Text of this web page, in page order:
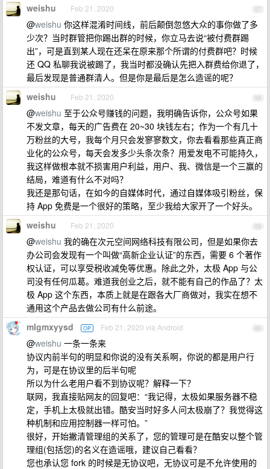
57
weishu Feb 21, 2020
@weishu 你这样混淆时间线，前后颠倒忽悠大众的事你做了多
少次？当时群管把你踢出群的时候，你立马去说“被付费群踢
出”，可是直到某人现在还呆在原来那个所谓的付费群吧？时候
还 QQ 私聊我说被踢了，我当时都没确认先把入群费给你退了，
最后发现是普通群清人。但是你是最后是怎么造谣的呢？
58
weishu Feb 21, 2020
@weishu 至于公众号赚钱的问题，我明确告诉你，公众号如果
不发文章，每天的广告费在 20~30 块钱左右；作为一个有几十
万粉丝的大号，我每个月只会发寥寥数文，你去看看那些真正商
业化的公众号，每天会发多少头条次条？用爱发电不可能持久，
我这样做根本就不损害用户利益，用户、我、微信是一个三赢的
结局，难道有什么不对吗？
我还是那句话，在如今的自媒体时代，通过自媒体吸引粉丝，保
持 App 免费是一个很好的策略，至少我给大家开了一个好头。
59
weishu Feb 21, 2020
@weishu 我的确在次元空间网络科技有限公司，但是如果你去
办公司会发现有一个叫做“高新企业认证”的东西，需要 6 个著作
权认证，可以享受税收减免等优惠。除此之外，太极 App 与公
司没有任何瓜葛。难道我创业之后，就不能有自己的作品了？太
极 App 这个东西，本质上就是在跟各大厂商做对，我实在想不
通用这个产品去做公司有什么前途。
60
mlgmxyysd OP Feb 21, 2020 via Android
@weishu 一条一条来
协议内前半句的明显和你说的没有关系啊，你说的都是用户行
为，可是在协议里的后半句呢
所以为什么老用户看不到协议呢？解释一下？
联网，我直接贴网友的回复吧：“我记得，太极如果服务器不稳
定，手机上太极就出错。酷安当时好多人问太极崩了？我觉得这
种机制和应用控制器一样可怕。”
很好，开始撇清管理组的关系了，您的管理可是在酷安以整个管
理组(包括您)的名义在造谣哦，建议自己看看？
您也承认您 fork 的时候是无协议吧，无协议可是不允许使用的